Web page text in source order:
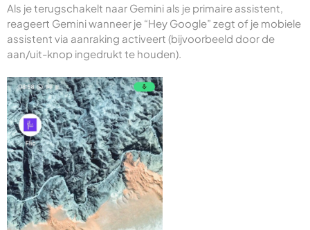
Als je terugschakelt naar Gemini als je primaire assistent,
reageert Gemini wanneer je “Hey Google” zegt of je mobiele
assistent via aanraking activeert (bijvoorbeeld door de
aan/uit-knop ingedrukt te houden).